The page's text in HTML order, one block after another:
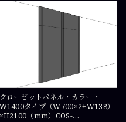
クローゼットパネル・カラー・
W1400タイプ（W700×2+W138）
×H2100（mm）COS-